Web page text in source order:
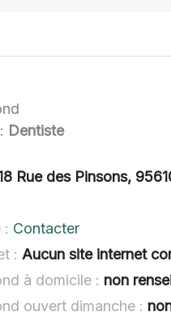
Dentiste
Rue des Pinsons,
: Contacter
: Aucun site internet
à domicile : non
ouvert dimanche :